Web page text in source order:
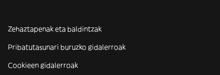
Zehaztapenak eta baldintzak
Pribatutasunari buruzko gidalerroak
Cookieen gidalerroak